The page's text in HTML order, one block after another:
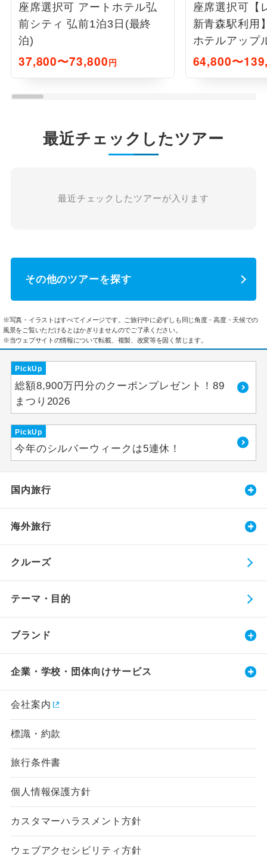
座席選択可 アートホテル弘
前シティ 弘前1泊3日(最終
泊)
37,800〜73,800円
座席選択可【
新青森駅利用
ホテルアップ
食付 3日間
64,800〜
最近チェックしたツアー
最近チェックしたツアーが入ります
その他のツアーを探す
※写真・イラストはすべてイメージです。ご旅行中に必ずしも同じ角度・高度・天候での
風景をご覧いただけるとはかぎりませんのでご了承ください。
※当ウェブサイトの情報について転載、複製、改変等を固く禁じます。
PickUp
総額8,900万円分のクーポンプレゼント！89
まつり2026
PickUp
今年のシルバーウィークは5連休！
国内旅行
海外旅行
クルーズ
テーマ・目的
ブランド
企業・学校・団体向けサービス
会社案内
標識・約款
旅行条件書
個人情報保護方針
カスタマーハラスメント方針
ウェブアクセシビリティ方針